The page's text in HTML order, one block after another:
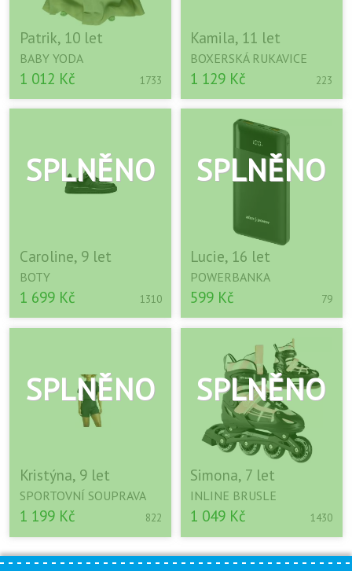
Patrik, 10 let
BABY YODA
1 012 Kč 1733
Kamila, 11 let
BOXERSKÁ RUKAVICE
1 129 Kč 223
Caroline, 9 let
BOTY
1 699 Kč 1310
Lucie, 16 let
POWERBANKA
599 Kč 79
Kristýna, 9 let
SPORTOVNÍ SOUPRAVA
1 199 Kč 822
Simona, 7 let
INLINE BRUSLE
1 049 Kč 1430